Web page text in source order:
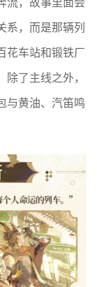
系，而是那辆列
花车站和锻铁厂
了主线之外，
与黄油、汽笛鸣